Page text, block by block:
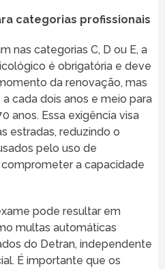
categorias profissionais
nas categorias C, D ou E, a
é obrigatória e deve
da renovação, mas
cada dois anos e meio para
anos. Essa exigência visa
estradas, reduzindo o
pelo uso de
a capacidade
pode resultar em
multas automáticas
do Detran, independente
É importante que os